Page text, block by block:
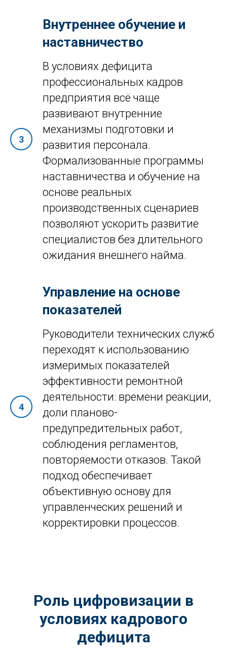
Внутреннее обучение и
наставничество
В условиях дефицита
профессиональных кадров
предприятия всё чаще
развивают внутренние
механизмы подготовки и
развития персонала.
Формализованные программы
наставничества и обучение на
основе реальных
производственных сценариев
позволяют ускорить развитие
специалистов без длительного
ожидания внешнего найма.
Управление на основе
показателей
Руководители технических служб
переходят к использованию
измеримых показателей
эффективности ремонтной
деятельности: времени реакции,
доли планово-
предупредительных работ,
соблюдения регламентов,
повторяемости отказов. Такой
подход обеспечивает
объективную основу для
управленческих решений и
корректировки процессов.
Роль цифровизации в
условиях кадрового
дефицита